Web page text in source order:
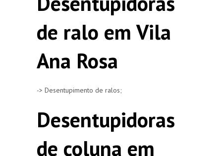
de ralo em Vila
Ana Rosa
-> Desentupimento de ralos;
Desentupidoras
de coluna em